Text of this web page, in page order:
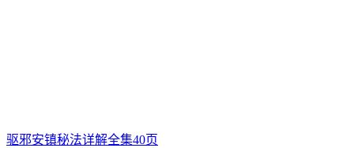
驱邪安镇秘法详解全集40页